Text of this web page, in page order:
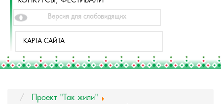
Версия для слабовидящих
КАРТА САЙТА
Проект "Так жили"